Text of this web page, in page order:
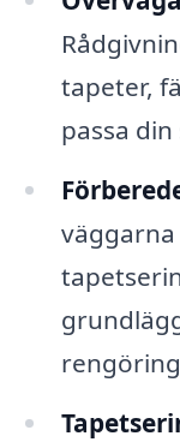
tapeter,
passa